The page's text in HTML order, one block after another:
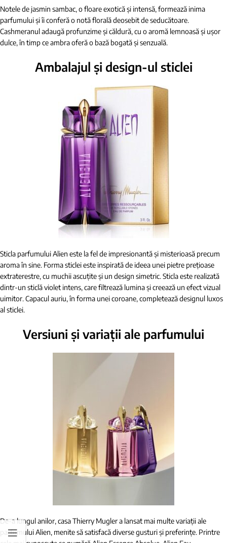
Notele de jasmin sambac, o floare exotică și intensă, formează inima
parfumului și îi conferă o notă florală deosebit de seducătoare.
Cashmeranul adaugă profunzime și căldură, cu o aromă lemnoasă și ușor
dulce, în timp ce ambra oferă o bază bogată și senzuală.
Ambalajul și design-ul sticlei
Sticla parfumului Alien este la fel de impresionantă și misterioasă precum
aroma în sine. Forma sticlei este inspirată de ideea unei pietre prețioase
extraterestre, cu muchii ascuțite și un design simetric. Sticla este realizată
dintr-un sticlă violet intens, care filtrează lumina și creează un efect vizual
uimitor. Capacul auriu, în forma unei coroane, completează designul luxos
al sticlei.
Versiuni și variații ale parfumului
De-a lungul anilor, casa Thierry Mugler a lansat mai multe variații ale
parfumului Alien, menite să satisfacă diverse gusturi și preferințe. Printre